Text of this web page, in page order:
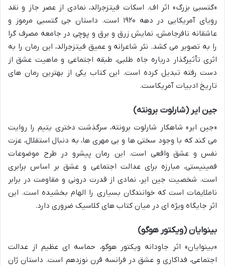
«گتسبی بزرگ» اثر اف. اسکات فیتزجرالد، نمادی از عصر جاز و نقد
رویای آمریکایی در دهه ۱۹۲۰ است. داستان جی گتسبی مرموز و
عاشقانه نافرجامش، نمایش زرق و برق و پوچی در جامعه مصرف گرا
را به تصویر می کشد. نثر شاعرانه و عمیق فیتزجرالد، این رمان را به
اثری تأثیرگذار درباره جاه طلبی، طبقه اجتماعی و ماهیت عشق از
دست رفته تبدیل کرده است. این کتاب یکی از بهترین رمان های
تاریخ ادبیات آمریکاست.
جین ایر (شارلوت برونته)
«جین ایر» شاهکار شارلوت برونته، سرگذشت دختری یتیم را روایت
می کند که با وجود سختی ها و بی مهری ها، به دنبال استقلال، عزت
نفس و عشق واقعی است. این رمان پیشرو در طرح موضوعات
فمینیستی، مبارزه برای عدالت اجتماعی و عشق بر اساس برابری
است. شخصیت جین ایر، نمادی از قدرت درونی و مقاومت در برابر
ناملایمات است که خوانندگان بسیاری را الهام بخشیده است. این
اثر جایگاه ویژه ای در میان کتاب های کلاسیک ضروری دارد.
بینوایان (ویکتور هوگو)
«بینوایان» اثر جاودانه ویکتور هوگو، حماسه ای عظیم از عدالت
اجتماعی، فداکاری و عشق در فرانسه قرن نوزدهم است. داستان ژان